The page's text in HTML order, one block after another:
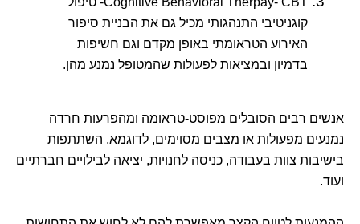
קוגניטיבי התנהגותי מכיל גם את הבניית סיפור
האירוע הטראומתי באופן מקדם וגם חשיפות
בדמיון ובמציאות לפעולות שהמטופל נמנע מהן.
אנשים רבים הסובלים מפוסט-טראומה ומהפרעות חרדה
נמנעים מפעולות או מצבים מסוימים, לדוגמא, השתתפות
בישיבות צוות בעבודה, כניסה לחנויות, יציאה לבילויים חברתיים
ועוד.